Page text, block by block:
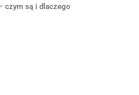
czym są i dlaczego